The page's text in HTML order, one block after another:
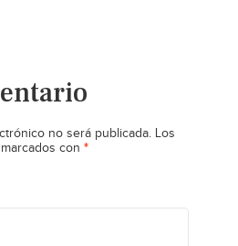
no será publicada. Los
con *